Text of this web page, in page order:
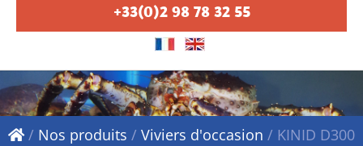
+33(0)2 98 78 32 55
/ Nos produits / Viviers d'occasion / KINID D300